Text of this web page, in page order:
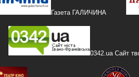
Газета ГАЛИЧИНА
0342.ua Сайт